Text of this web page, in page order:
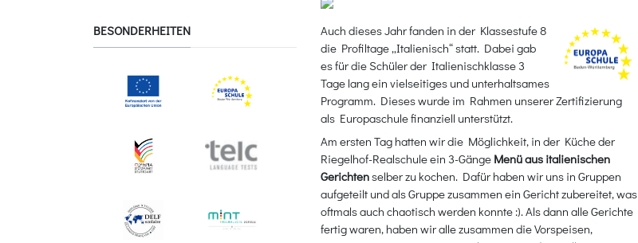
Auch dieses Jahr fanden in der Klassestufe 8
die Profiltage „Italienisch“ statt. Dabei gab
es für die Schüler der Italienischklasse 3
Tage lang ein vielseitiges und unterhaltsames
Programm. Dieses wurde im Rahmen unserer Zertifizierung
als Europaschule finanziell unterstützt.
Am ersten Tag hatten wir die Möglichkeit, in der Küche der
Riegelhof-Realschule ein 3-Gänge Menü aus italienischen
Gerichtenselber zu kochen. Dafür haben wir uns in Gruppen
aufgeteilt und als Gruppe zusammen ein Gericht zubereitet, was
oftmals auch chaotisch werden konnte :). Als dann alle Gerichte
fertig waren, haben wir alle zusammen die Vorspeisen,
BESONDERHEITEN